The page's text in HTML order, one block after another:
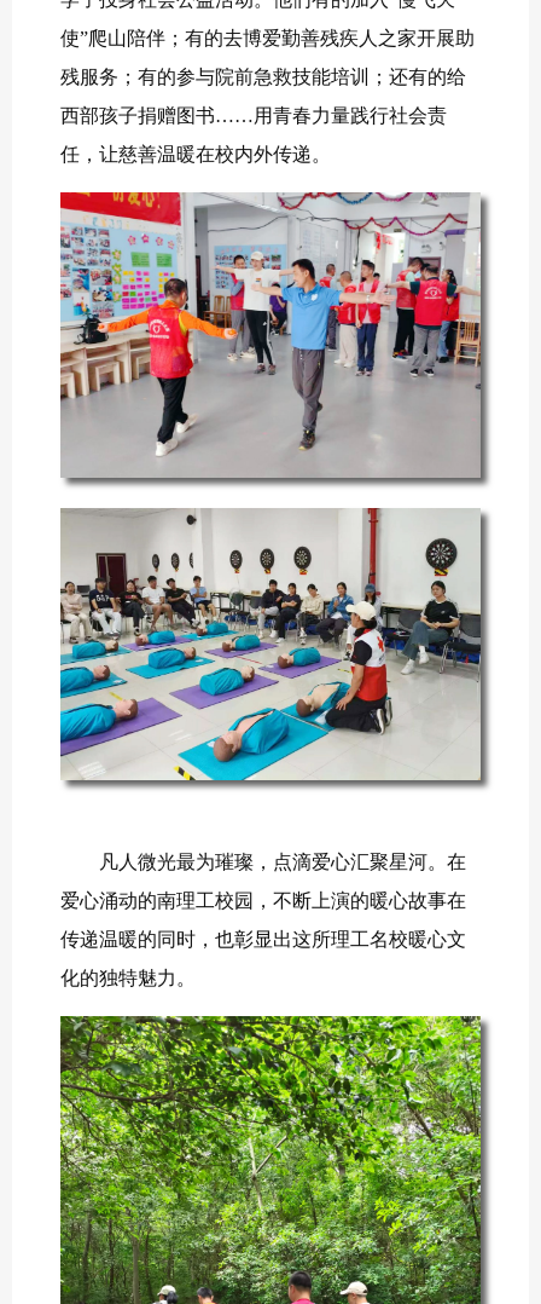
使”爬山陪伴‌；有的去博爱勤善残疾人之家开展助
残服务；有的参与院前急救技能培训；还有的给
西部孩子捐赠图书……用青春力量践行社会责
任，让慈善温暖在校内外传递。
凡人微光最为璀璨，点滴爱心汇聚星河。在
爱心涌动的南理工校园，不断上演的暖心故事在
传递温暖的同时，也彰显出这所理工名校暖心文
化的独特魅力。